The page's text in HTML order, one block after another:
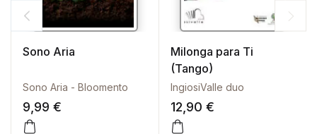
Sono Aria
Sono Aria - Bloomento
9,99 €
Milonga para Ti
(Tango)
IngiosiValle duo
12,90 €